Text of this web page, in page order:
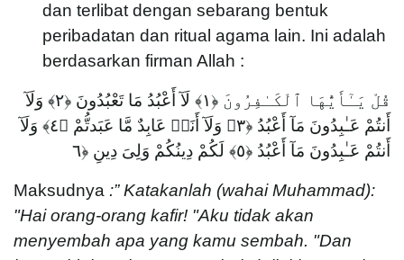
dan terlibat dengan sebarang bentuk
peribadatan dan ritual agama lain. Ini adalah
berdasarkan firman Allah :
قُلْ يَـٰٓأَيُّهَا ٱلْكَـٰفِرُونَ ﴿١﴾ لَآ أَعْبُدُ مَا تَعْبُدُونَ ﴿٢﴾ وَلَآ
أَنتُمْ عَـٰبِدُونَ مَآ أَعْبُدُ ﴿٣﴾ وَلَآ أَنَا۠ عَابِدٌ مَّا عَبَدتُّمْ ﴿٤﴾ وَلَآ
أَنتُمْ عَـٰبِدُونَ مَآ أَعْبُدُ ﴿٥﴾ لَكُمْ دِينُكُمْ وَلِىَ دِينِ ﴿٦
Maksudnya :” Katakanlah (wahai Muhammad):
"Hai orang-orang kafir! "Aku tidak akan
menyembah apa yang kamu sembah. "Dan